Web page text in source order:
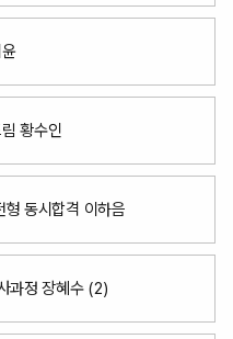
황수인
동시합격 이하음
과정 장혜수 (2)